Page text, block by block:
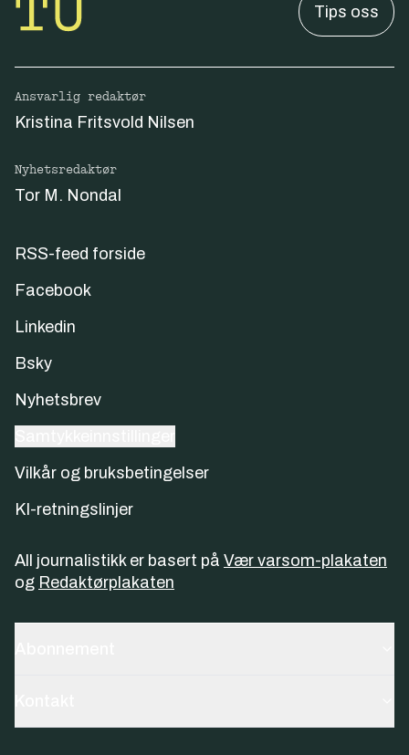
Tips oss
Ansvarlig redaktør
Kristina Fritsvold Nilsen
Nyhetsredaktør
Tor M. Nondal
RSS-feed forside
Facebook
Linkedin
Bsky
Nyhetsbrev
Vilkår og bruksbetingelser
KI-retningslinjer
All journalistikk er basert på Vær varsom-plakaten
og Redaktørplakaten